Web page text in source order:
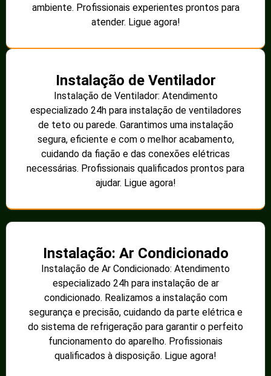
ambiente. Profissionais experientes prontos para
atender. Ligue agora!
Instalação de Ventilador
Instalação de Ventilador: Atendimento
especializado 24h para instalação de ventiladores
de teto ou parede. Garantimos uma instalação
segura, eficiente e com o melhor acabamento,
cuidando da fiação e das conexões elétricas
necessárias. Profissionais qualificados prontos para
ajudar. Ligue agora!
Instalação: Ar Condicionado
Instalação de Ar Condicionado: Atendimento
especializado 24h para instalação de ar
condicionado. Realizamos a instalação com
segurança e precisão, cuidando da parte elétrica e
do sistema de refrigeração para garantir o perfeito
funcionamento do aparelho. Profissionais
qualificados à disposição. Ligue agora!